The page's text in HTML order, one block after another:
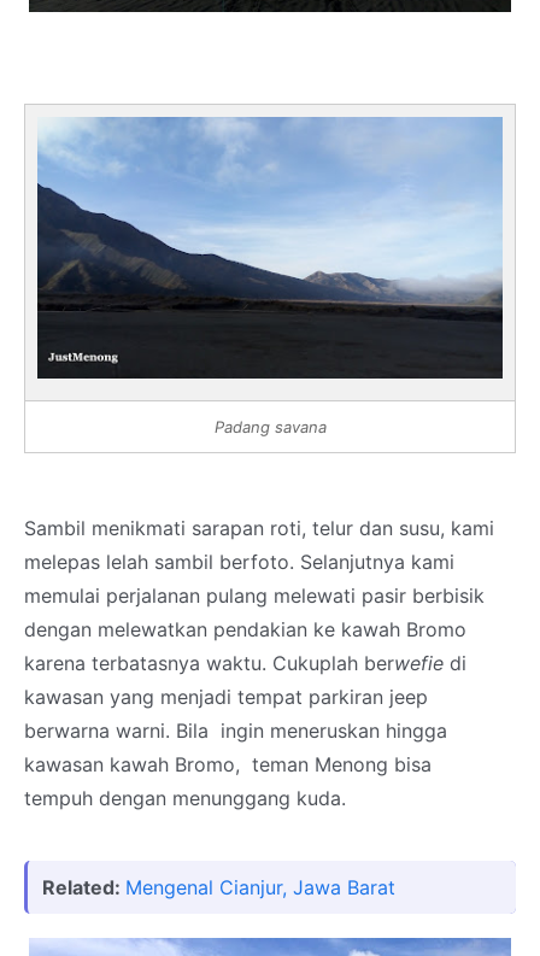
Padang savana
Sambil menikmati sarapan roti, telur dan susu, kami
melepas lelah sambil berfoto. Selanjutnya kami
memulai perjalanan pulang melewati pasir berbisik
dengan melewatkan pendakian ke kawah Bromo
karena terbatasnya waktu. Cukuplah berwefie di
kawasan yang menjadi tempat parkiran jeep
berwarna warni. Bila ingin meneruskan hingga
kawasan kawah Bromo, teman Menong bisa
tempuh dengan menunggang kuda.
Related: Mengenal Cianjur, Jawa Barat